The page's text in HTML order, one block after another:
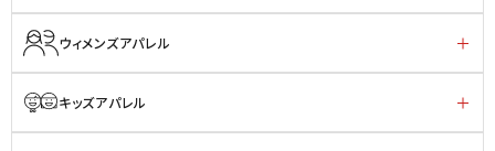
ウィメンズアパレル
キッズアパレル